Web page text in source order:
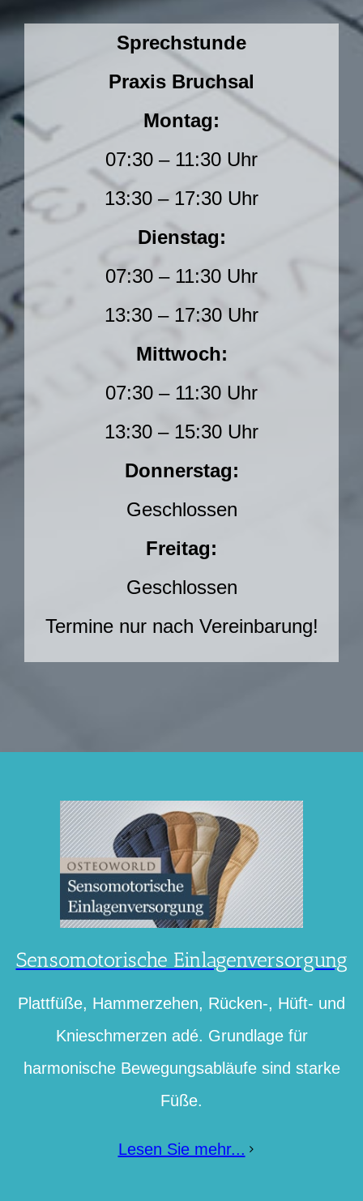
Sprechstunde
Praxis Bruchsal
Montag:
07:30 – 11:30 Uhr
13:30 – 17:30 Uhr
Dienstag:
07:30 – 11:30 Uhr
13:30 – 17:30 Uhr
Mittwoch:
07:30 – 11:30 Uhr
13:30 – 15:30 Uhr
Donnerstag:
Geschlossen
Freitag:
Geschlossen
Termine nur nach Vereinbarung!
Sensomotorische Einlagenversorgung
Plattfüße, Hammerzehen, Rücken-, Hüft- und
Knieschmerzen adé. Grundlage für
harmonische Bewegungsabläufe sind starke
Füße.
Lesen Sie mehr...